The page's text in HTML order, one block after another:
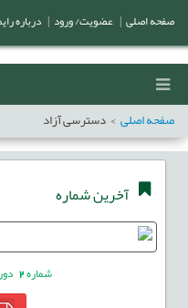
صفحه اصلی دسترسی آزاد
آخرین شماره
شماره2
صفحه اصلی عضویت/ ورود درباره